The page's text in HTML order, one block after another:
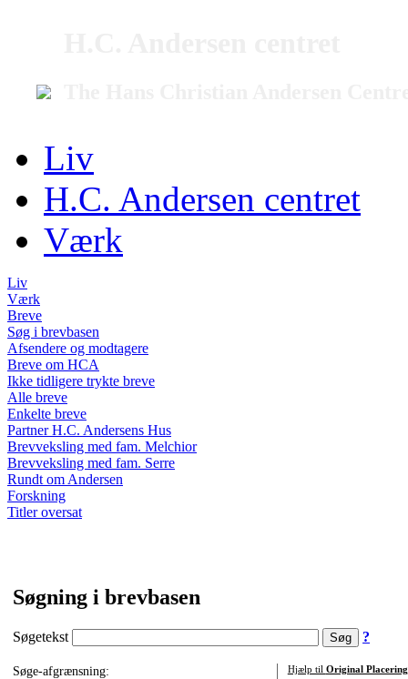
Liv
H.C. Andersen centret
Værk
Liv
Værk
Breve
Søg i brevbasen
Afsendere og modtagere
Breve om HCA
Ikke tidligere trykte breve
Alle breve
Enkelte breve
Partner H.C. Andersens Hus
Brevveksling med fam. Melchior
Brevveksling med fam. Serre
Rundt om Andersen
Forskning
Titler oversat
Søgning i brevbasen
Søgetekst ?
Søge-afgrænsning:
Hjælp til Original Placering